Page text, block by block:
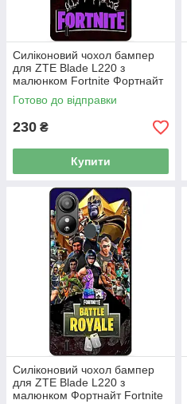
Силіконовий чохол бампер
для ZTE Blade L220 з
малюнком Fortnite Фортнайт
Готово до відправки
230 ₴
Купити
Силіконовий чохол бампер
для ZTE Blade L220 з
малюнком Фортнайт Fortnite